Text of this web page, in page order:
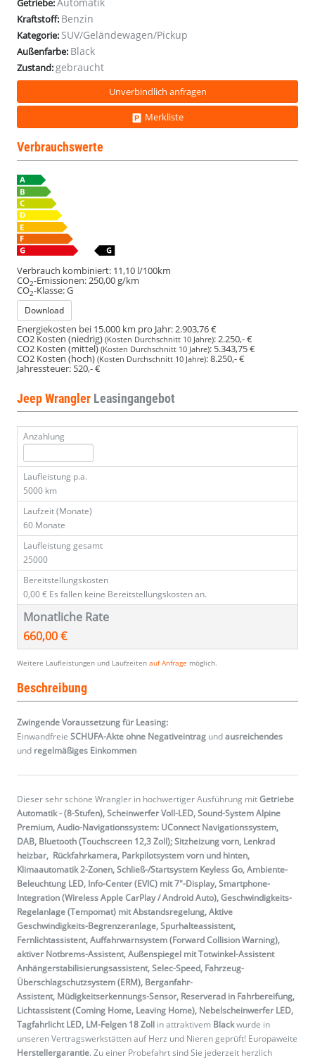
Alpine
Alpine
Alpine
Alpine
Getriebe:
Kraftstoff: Benzin
Kategorie: SUV/Geländewagen/Pickup
Außenfarbe: Black
Zustand: gebraucht
Unverbindlich anfragen
Merkliste
Verbrauchswerte
Verbrauch kombiniert: 11,10 l/100km
CO2-Emissionen:250,00 g/km
CO2-Klasse:G
Download
Energiekosten bei 15.000 km pro Jahr:2.903,76 €
CO2 Kosten (niedrig) (Kosten Durchschnitt 10 Jahre):2.250,- €
CO2 Kosten (mittel)(Kosten Durchschnitt 10 Jahre): 5.343,75 €
CO2 Kosten (hoch) (Kosten Durchschnitt 10 Jahre):8.250,- €
Jahressteuer: 520,- €
Jeep Wrangler Leasingangebot
Anzahlung
Laufleistung p.a.
5000 km
Laufzeit (Monate)
60 Monate
Laufleistung gesamt
25000
Bereitstellungskosten
0,00 € Es fallen keine Bereitstellungskosten an.
Monatliche Rate
660,00 €
Weitere Laufleistungen und Laufzeiten auf Anfrage möglich.
Beschreibung
Zwingende Voraussetzung für Leasing:
Einwandfreie SCHUFA-Akte ohne Negativeintrag undausreichendes
und regelmäßiges Einkommen
Dieser sehr schöne Wrangler in hochwertiger Ausführung mitGetriebe
Automatik - (8-Stufen), Scheinwerfer Voll-LED, Sound-System Alpine
Premium, Audio-Navigationssystem: UConnect Navigationssystem,
DAB, Bluetooth (Touchscreen 12,3 Zoll); Sitzheizung vorn, Lenkrad
heizbar, Rückfahrkamera, Parkpilotsystem vorn und hinten,
Klimaautomatik 2-Zonen, Schließ-/Startsystem Keyless Go, Ambiente-
Beleuchtung LED, Info-Center (EVIC) mit 7"-Display, Smartphone-
Integration (Wireless Apple CarPlay / Android Auto), Geschwindigkeits-
Regelanlage (Tempomat) mit Abstandsregelung, Aktive
Geschwindigkeits-Begrenzeranlage, Spurhalteassistent,
Fernlichtassistent, Auffahrwarnsystem (Forward Collision Warning),
aktiver Notbrems-Assistent, Außenspiegel mit Totwinkel-Assistent
Anhängerstabilisierungsassistent, Selec-Speed, Fahrzeug-
Überschlagschutzsystem (ERM), Berganfahr-
Assistent, Müdigkeitserkennungs-Sensor, Reserverad in Fahrbereifung,
Lichtassistent (Coming Home, Leaving Home), Nebelscheinwerfer LED,
Tagfahrlicht LED, LM-Felgen 18 Zoll in attraktivem Blackwurde in
unseren Vertragswerkstätten auf Herz und Nieren geprüft! Europaweite
Herstellergarantie. Zu einer Probefahrt sind Sie jederzeit herzlich